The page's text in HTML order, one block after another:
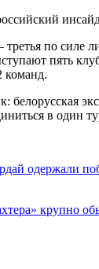
по силе
пять
команд.
одержали
крупно